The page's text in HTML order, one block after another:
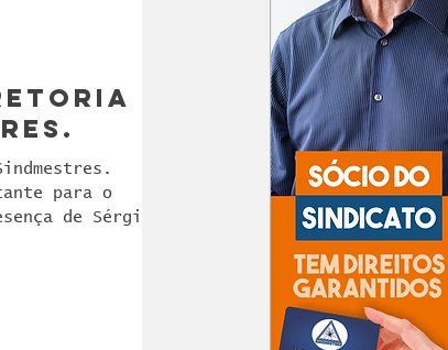
para o
de Sérgio